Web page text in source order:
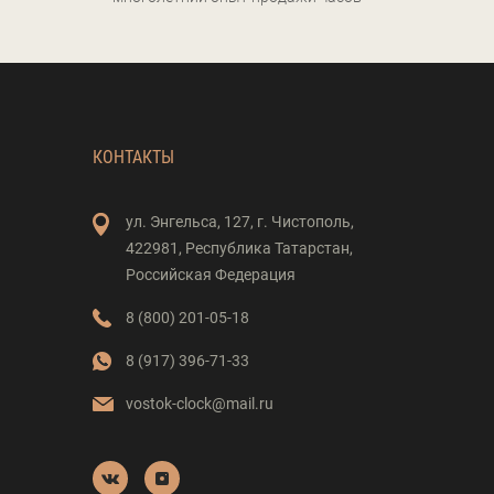
КОНТАКТЫ
ул. Энгельса, 127, г. Чистополь,
422981, Республика Татарстан,
Российская Федерация
8 (800) 201-05-18
8 (917) 396-71-33
vostok-clock@mail.ru